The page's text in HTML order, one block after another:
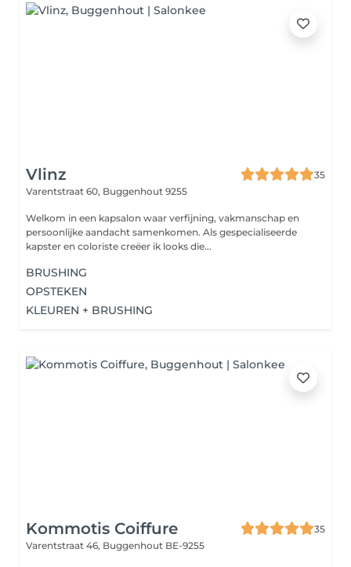
Vlinz
35
Varentstraat 60, Buggenhout 9255
Welkom in een kapsalon waar verfijning, vakmanschap en
persoonlijke aandacht samenkomen. Als gespecialiseerde
kapster en coloriste creëer ik looks die...
BRUSHING
OPSTEKEN
KLEUREN + BRUSHING
Kommotis Coiffure
35
Varentstraat 46, Buggenhout BE-9255